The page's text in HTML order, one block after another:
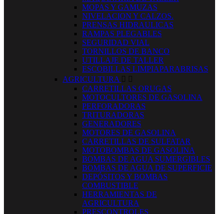
MOPAS Y GAMUZAS
NIVELACION Y CALZOS.
PRENSAS HIDRAULICAS
RAMPAS PLEGABLES
SEGURIDAD VIAL
TORNILLOS DE BANCO
UTILLAJE DE TALLER
ESCOBILLAS LIMPIAPARABRISAS
AGRICULTURA  
CARRETILLAS ORUGAS
MOTOCULTORES DE GASOLINA
PERFORADORAS
TRITURADORAS
GENERADORES
MOTORES DE GASOLINA
CARRETILLAS DE SULFATAR
MOTOBOMBAS DE GASOLINA
BOMBAS DE AGUA SUMERGIBLES
BOMBAS DE AGUA DE SUPERFICIE
DEPÓSITOS Y BOMBAS
COMBUSTIBLE
HERRAMIENTAS DE
AGRICULTURA
PRESCONTROLES